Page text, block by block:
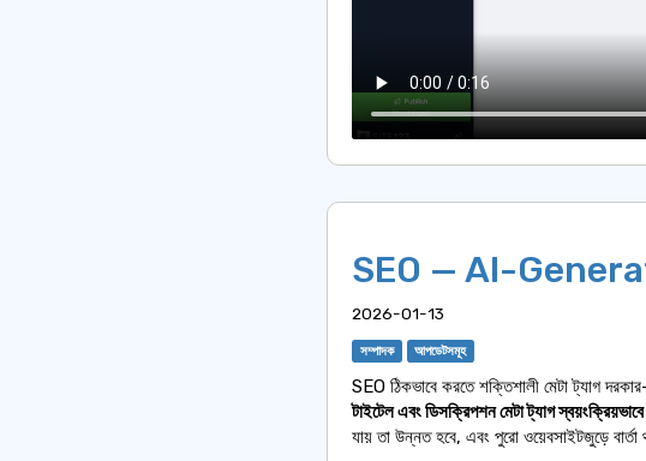
SEO — AI-
2026-01-13
সম্পাদক আপডেটসমূহ
SEO ঠিকভাবে করতে শক্তিশালী মেটা ট্যাগ
টাইটেল এবং ডিসক্রিপশন মেটা ট্যাগ স্বয়ংক্রিয়ভাবে
যায় তা উন্নত হবে, এবং পুরো ওয়েবসাইটজুড়ে